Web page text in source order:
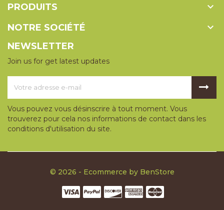
PRODUITS 
NOTRE SOCIÉTÉ 
NEWSLETTER
Join us for get latest updates
Vous pouvez vous désinscrire à tout moment. Vous
trouverez pour cela nos informations de contact dans les
conditions d'utilisation du site.
© 2026 - Ecommerce by BenStore